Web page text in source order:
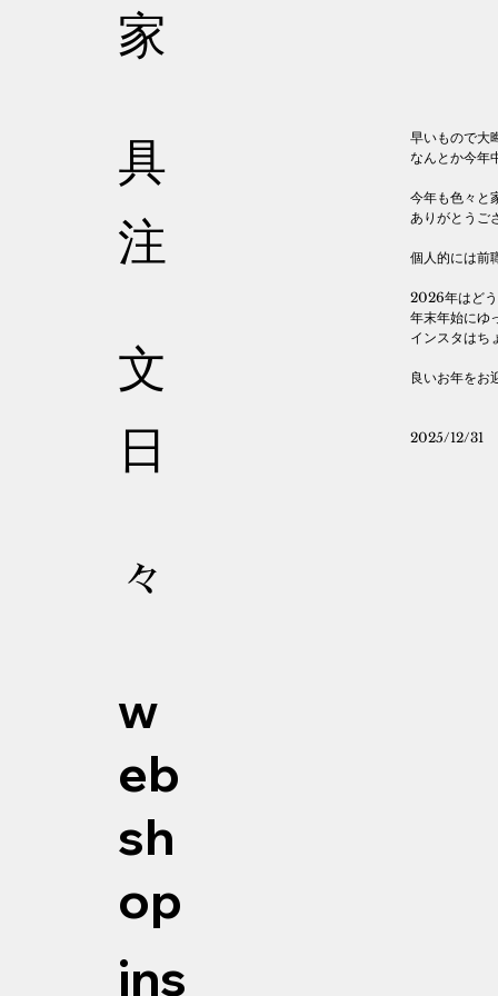
家
具
注
文
日
々
w
eb
sh
op
ins
早いもので大
なんとか今年
今年も色々と
ありがとうご
個人的には前
2026年はどう
年末年始にゆ
インスタはち
良いお年をお
2025/12/31